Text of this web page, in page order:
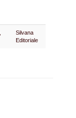
Silvana
Editoriale